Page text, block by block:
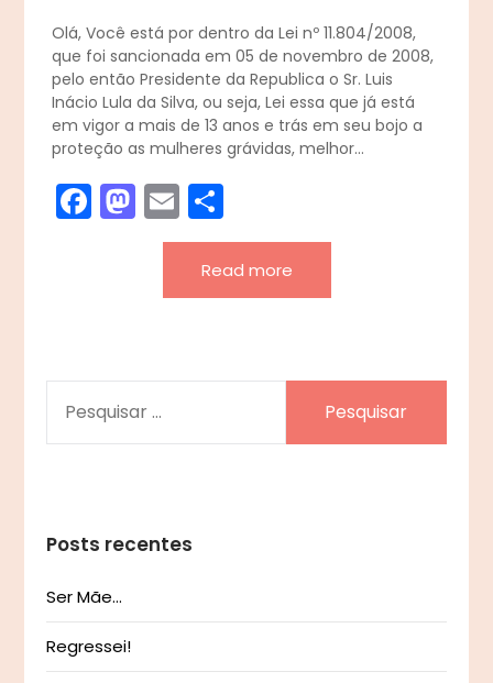
Olá, Você está por dentro da Lei nº 11.804/2008,
que foi sancionada em 05 de novembro de 2008,
pelo então Presidente da Republica o Sr. Luis
Inácio Lula da Silva, ou seja, Lei essa que já está
em vigor a mais de 13 anos e trás em seu bojo a
proteção as mulheres grávidas, melhor…
Facebook
Mastodon
Email
Read more
POR:
Posts recentes
Ser Mãe…
Regressei!